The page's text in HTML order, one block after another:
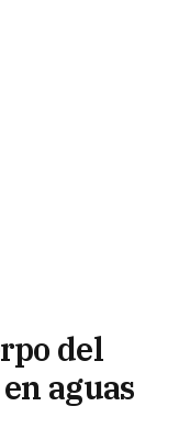
del
aguas